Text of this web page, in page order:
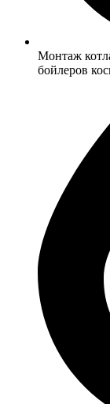
Монтаж
бойлеров